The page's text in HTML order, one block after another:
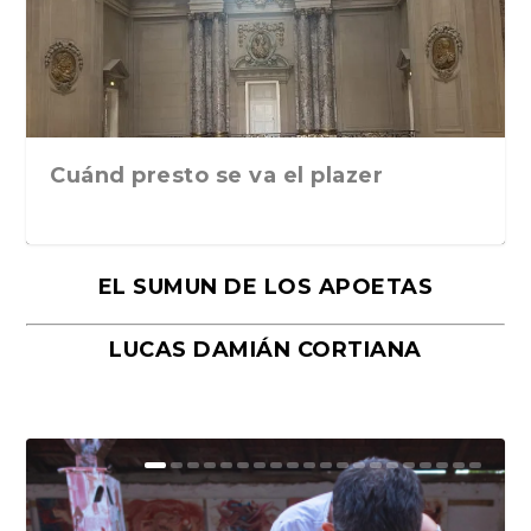
Cuánd presto se va el plazer
EL SUMUN DE LOS APOETAS
LUCAS DAMIÁN CORTIANA